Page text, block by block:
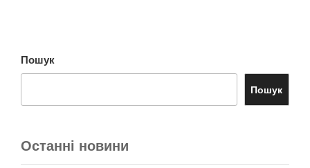
Пошук
Пошук
Останні новини